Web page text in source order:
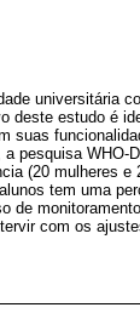
universitária
deste estudo é
suas
pesquisa WHO-
(20 mulheres e
tem uma
de
com os